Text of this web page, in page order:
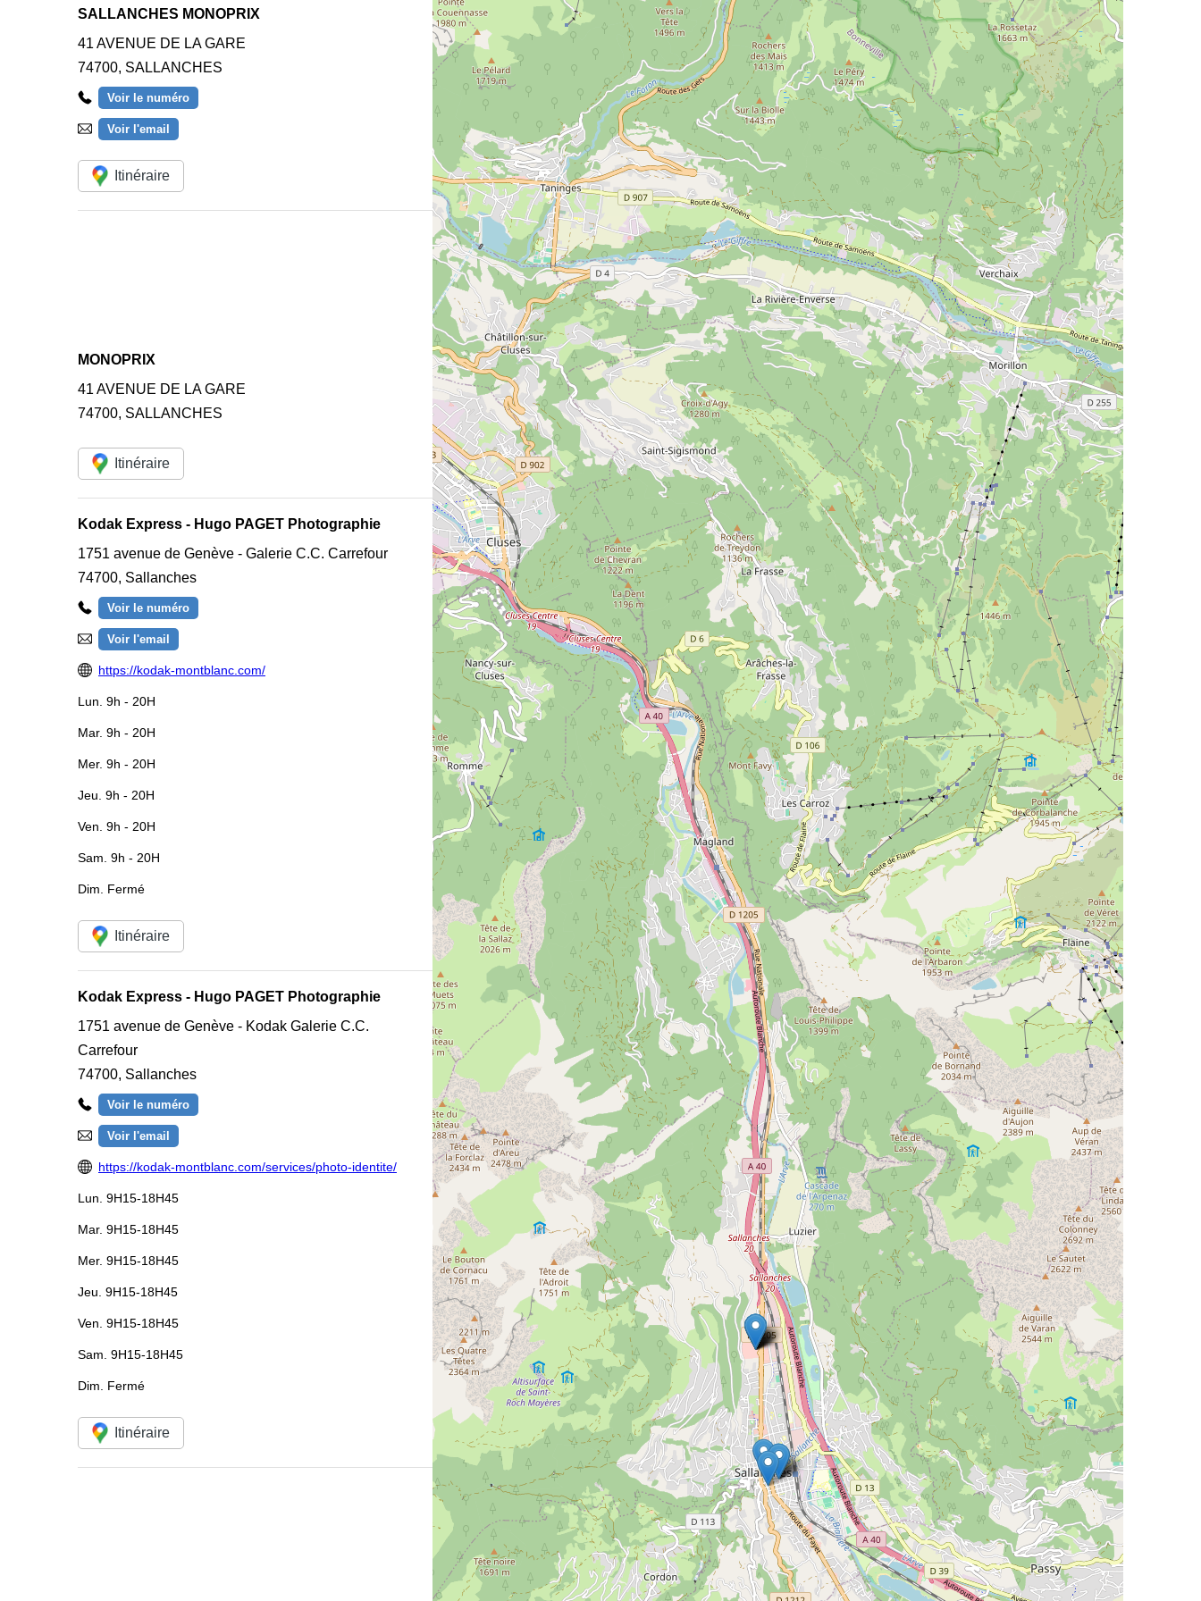
SALLANCHES MONOPRIX
41 AVENUE DE LA GARE
74700, SALLANCHES
Voir le numéro
Voir l'email
Itinéraire
MONOPRIX
41 AVENUE DE LA GARE
74700, SALLANCHES
Itinéraire
Kodak Express - Hugo PAGET Photographie
1751 avenue de Genève - Galerie C.C. Carrefour
74700, Sallanches
Voir le numéro
Voir l'email
https://kodak-montblanc.com/
Lun. 9h - 20H
Mar. 9h - 20H
Mer. 9h - 20H
Jeu. 9h - 20H
Ven. 9h - 20H
Sam. 9h - 20H
Dim. Fermé
Itinéraire
Kodak Express - Hugo PAGET Photographie
1751 avenue de Genève - Kodak Galerie C.C.
Carrefour
74700, Sallanches
Voir le numéro
Voir l'email
https://kodak-montblanc.com/services/photo-identite/
Lun. 9H15-18H45
Mar. 9H15-18H45
Mer. 9H15-18H45
Jeu. 9H15-18H45
Ven. 9H15-18H45
Sam. 9H15-18H45
Dim. Fermé
Itinéraire